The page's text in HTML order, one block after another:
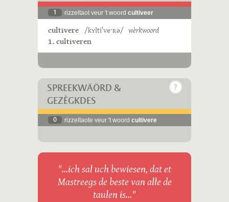
1 rizzeltaot veur 't woord cultiveer
cultivere /kʏltiˈveˑʀə/ wèrkwoord
1. cultiveren
SPREEKWÄÖRD &
GEZÈGKDES
0 rizzeltaote veur 't woord cultivere
"...ich sal uch bewiesen, dat et
Mastreegs de beste van alle de
taulen is..."